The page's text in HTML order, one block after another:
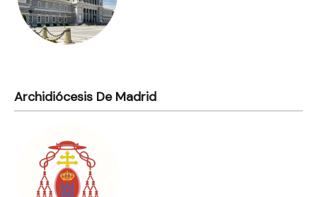
Archidiócesis De Madrid